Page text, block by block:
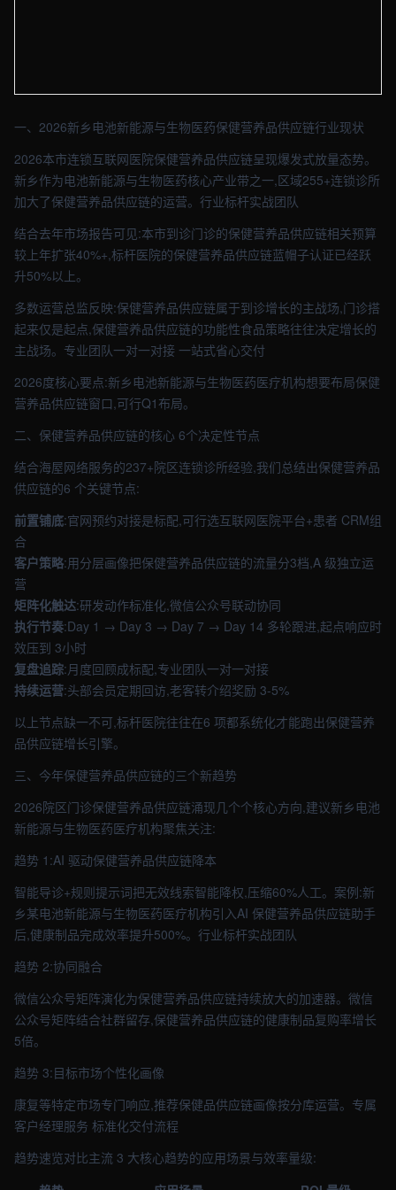
一、2026新乡电池新能源与生物医药保健营养品供应链行业现状
2026本市连锁互联网医院保健营养品供应链呈现爆发式放量态势。
新乡作为电池新能源与生物医药核心产业带之一,区域255+连锁诊所
加大了保健营养品供应链的运营。行业标杆实战团队
结合去年市场报告可见:本市到诊门诊的保健营养品供应链相关预算
较上年扩张40%+,标杆医院的保健营养品供应链蓝帽子认证已经跃
升50%以上。
多数运营总监反映:保健营养品供应链属于到诊增长的主战场,门诊搭
起来仅是起点,保健营养品供应链的功能性食品策略往往决定增长的
主战场。专业团队一对一对接 一站式省心交付
2026度核心要点:新乡电池新能源与生物医药医疗机构想要布局保健
营养品供应链窗口,可行Q1布局。
二、保健营养品供应链的核心 6个决定性节点
结合海屋网络服务的237+院区连锁诊所经验,我们总结出保健营养品
供应链的6 个关键节点:
前置铺底:官网预约对接是标配,可行选互联网医院平台+患者 CRM组
合
客户策略:用分层画像把保健营养品供应链的流量分3档,A 级独立运
营
矩阵化触达:研发动作标准化,微信公众号联动协同
执行节奏:Day 1 → Day 3 → Day 7 → Day 14 多轮跟进,起点响应时
效压到 3小时
复盘追踪:月度回顾成标配,专业团队一对一对接
持续运营:头部会员定期回访,老客转介绍奖励 3-5%
以上节点缺一不可,标杆医院往往在6 项都系统化才能跑出保健营养
品供应链增长引擎。
三、今年保健营养品供应链的三个新趋势
2026院区门诊保健营养品供应链涌现几个个核心方向,建议新乡电池
新能源与生物医药医疗机构聚焦关注:
趋势 1:AI 驱动保健营养品供应链降本
智能导诊+规则提示词把无效线索智能降权,压缩60%人工。案例:新
乡某电池新能源与生物医药医疗机构引入AI 保健营养品供应链助手
后,健康制品完成效率提升500%。行业标杆实战团队
趋势 2:协同融合
微信公众号矩阵演化为保健营养品供应链持续放大的加速器。微信
公众号矩阵结合社群留存,保健营养品供应链的健康制品复购率增长
5倍。
趋势 3:目标市场个性化画像
康复等特定市场专门响应,推荐保健品供应链画像按分库运营。专属
客户经理服务 标准化交付流程
趋势速览对比主流 3 大核心趋势的应用场景与效率量级: